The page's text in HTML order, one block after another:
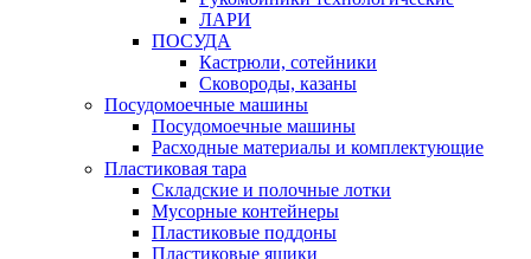
ЛАРИ
ПОСУДА
Кастрюли, сотейники
Сковороды, казаны
Посудомоечные машины
Посудомоечные машины
Расходные материалы и комплектующие
Пластиковая тара
Складские и полочные лотки
Мусорные контейнеры
Пластиковые поддоны
Пластиковые ящики